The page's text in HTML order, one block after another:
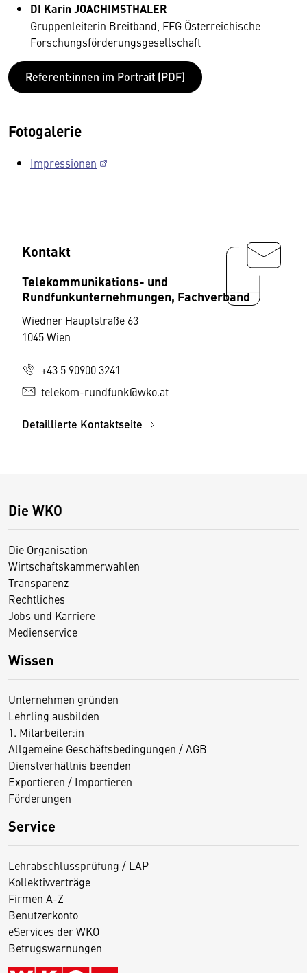
DI Karin JOACHIMSTHALER
Gruppenleiterin Breitband, FFG Österreichische
Forschungsförderungsgesellschaft
Referent:innen im Portrait (PDF)
Fotogalerie
Impressionen
Kontakt
Telekommunikations- und
Rundfunkunternehmungen, Fachverband
Wiedner Hauptstraße 63
1045 Wien
+43 5 90900 3241
telekom-rundfunk@wko.at
Detaillierte Kontaktseite
Die WKO
Die Organisation
Wirtschaftskammerwahlen
Transparenz
Rechtliches
Jobs und Karriere
Medienservice
Wissen
Unternehmen gründen
Lehrling ausbilden
1. Mitarbeiter:in
Allgemeine Geschäftsbedingungen / AGB
Dienstverhältnis beenden
Exportieren / Importieren
Förderungen
Service
Lehrabschlussprüfung / LAP
Kollektivverträge
Firmen A-Z
Benutzerkonto
eServices der WKO
Betrugswarnungen